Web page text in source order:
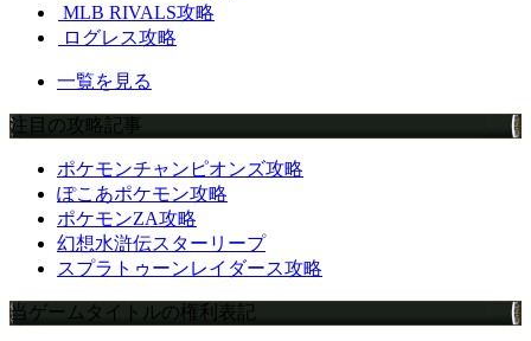
MLB RIVALS攻略
ログレス攻略
一覧を見る
注目の攻略記事
ポケモンチャンピオンズ攻略
ぽこあポケモン攻略
ポケモンZA攻略
幻想水滸伝スターリープ
スプラトゥーンレイダース攻略
当ゲームタイトルの権利表記